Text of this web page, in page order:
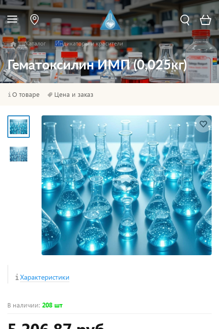
Каталог Индикаторы и красители
Гематоксилин ИМП (0,025кг)
О товаре Цена и заказ
Характеристики
В наличии: 208 шт